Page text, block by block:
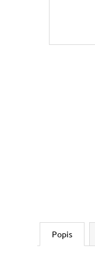
Popis